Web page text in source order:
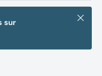
sur
Fermer